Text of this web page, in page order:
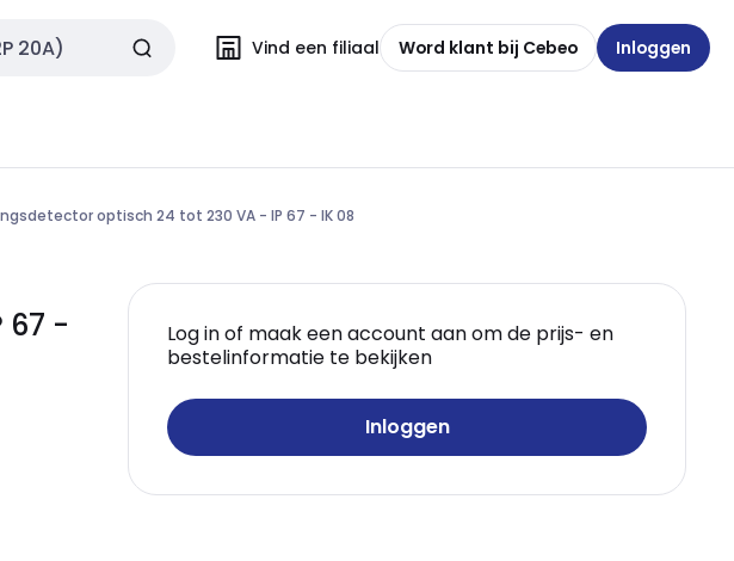
Vind een filiaal Word klant bij Cebeo Inloggen
optisch 24 tot 230 VA - IP 67 - IK 08
67 -
Log in of maak een account aan om de prijs- en
bestelinformatie te bekijken
Inloggen